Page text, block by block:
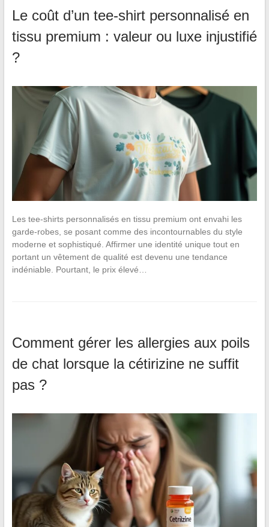
Le coût d’un tee-shirt personnalisé en
tissu premium : valeur ou luxe injustifié
?
Les tee-shirts personnalisés en tissu premium ont envahi les
garde-robes, se posant comme des incontournables du style
moderne et sophistiqué. Affirmer une identité unique tout en
portant un vêtement de qualité est devenu une tendance
indéniable. Pourtant, le prix élevé…
Comment gérer les allergies aux poils
de chat lorsque la cétirizine ne suffit
pas ?